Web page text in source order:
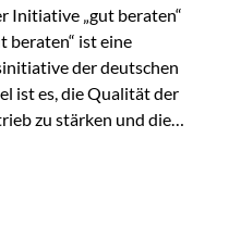
Initiative „gut beraten“
beraten“ ist eine
der deutschen
ist es, die Qualität der
zu stärken und die
Seit der